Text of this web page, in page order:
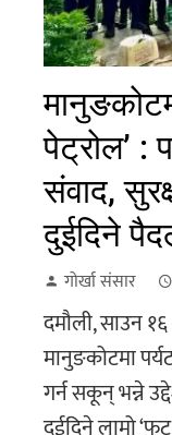
पेट्रोल’ :
संवाद,
दुईदिने
गोर्खा संसार
दमौली, साउन
मानुङकोटमा
गर्न सकून् भन्ने